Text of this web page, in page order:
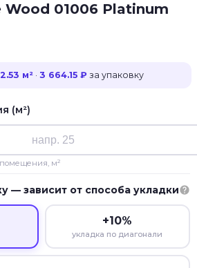
Wood 01006 Platinum
2.53 м² · 3 664.15 ₽ за упаковку
(м²)
м²
— зависит от способа укладки
+10%
укладка по диагонали